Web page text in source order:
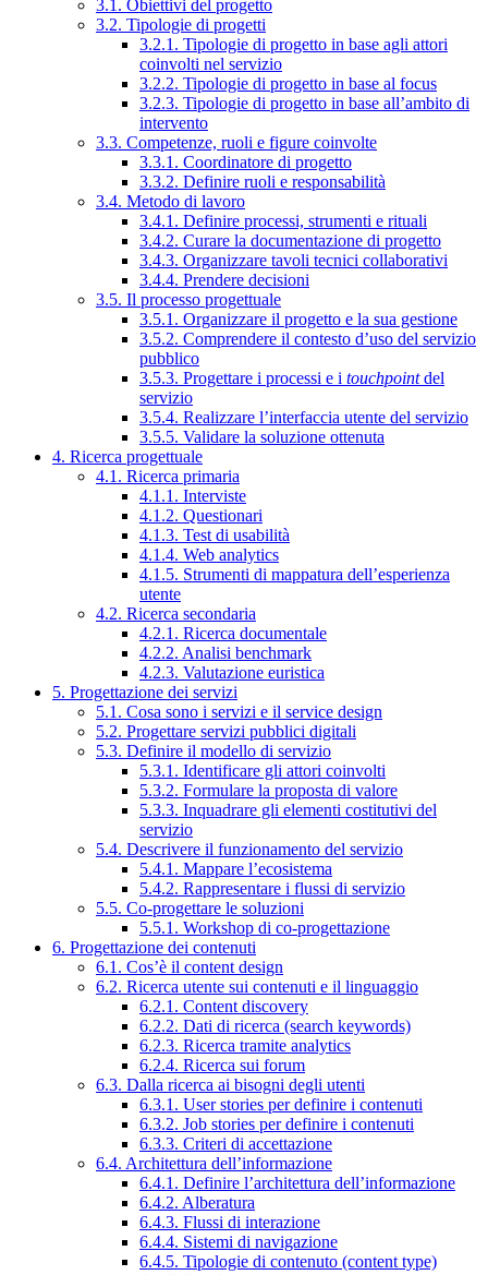
3.1. Obiettivi del progetto
3.2. Tipologie di progetti
3.2.1. Tipologie di progetto in base agli attori
coinvolti nel servizio
3.2.2. Tipologie di progetto in base al focus
3.2.3. Tipologie di progetto in base all’ambito di
intervento
3.3. Competenze, ruoli e figure coinvolte
3.3.1. Coordinatore di progetto
3.3.2. Definire ruoli e responsabilità
3.4. Metodo di lavoro
3.4.1. Definire processi, strumenti e rituali
3.4.2. Curare la documentazione di progetto
3.4.3. Organizzare tavoli tecnici collaborativi
3.4.4. Prendere decisioni
3.5. Il processo progettuale
3.5.1. Organizzare il progetto e la sua gestione
3.5.2. Comprendere il contesto d’uso del servizio
pubblico
3.5.3. Progettare i processi e i touchpointdel
servizio
3.5.4. Realizzare l’interfaccia utente del servizio
3.5.5. Validare la soluzione ottenuta
4. Ricerca progettuale
4.1. Ricerca primaria
4.1.1. Interviste
4.1.2. Questionari
4.1.3. Test di usabilità
4.1.4. Web analytics
4.1.5. Strumenti di mappatura dell’esperienza
utente
4.2. Ricerca secondaria
4.2.1. Ricerca documentale
4.2.2. Analisi benchmark
4.2.3. Valutazione euristica
5. Progettazione dei servizi
5.1. Cosa sono i servizi e il service design
5.2. Progettare servizi pubblici digitali
5.3. Definire il modello di servizio
5.3.1. Identificare gli attori coinvolti
5.3.2. Formulare la proposta di valore
5.3.3. Inquadrare gli elementi costitutivi del
servizio
5.4. Descrivere il funzionamento del servizio
5.4.1. Mappare l’ecosistema
5.4.2. Rappresentare i flussi di servizio
5.5. Co-progettare le soluzioni
5.5.1. Workshop di co-progettazione
6. Progettazione dei contenuti
6.1. Cos’è il content design
6.2. Ricerca utente sui contenuti e il linguaggio
6.2.1. Content discovery
6.2.2. Dati di ricerca (search keywords)
6.2.3. Ricerca tramite analytics
6.2.4. Ricerca sui forum
6.3. Dalla ricerca ai bisogni degli utenti
6.3.1. User stories per definire i contenuti
6.3.2. Job stories per definire i contenuti
6.3.3. Criteri di accettazione
6.4. Architettura dell’informazione
6.4.1. Definire l’architettura dell’informazione
6.4.2. Alberatura
6.4.3. Flussi di interazione
6.4.4. Sistemi di navigazione
6.4.5. Tipologie di contenuto (content type)